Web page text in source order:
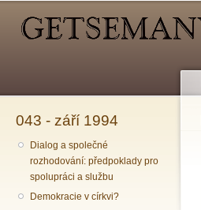
043 - září 1994
Dialog a společné
rozhodování: předpoklady pro
spolupráci a službu
Demokracie v církvi?